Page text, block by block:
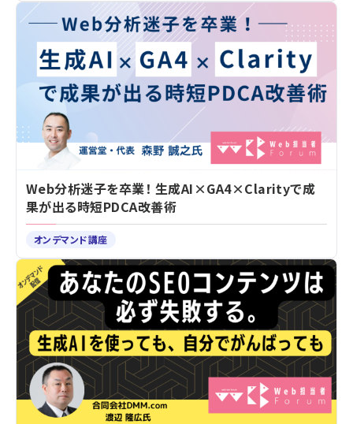
Web分析迷子を卒業！ 生成AI×GA4×Clarityで成
果が出る時短PDCA改善術
オンデマンド講座